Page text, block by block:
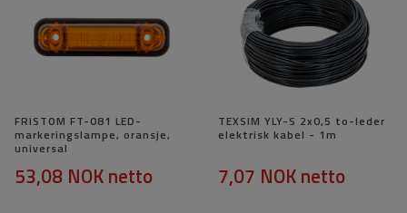
FRISTOM FT-081 LED-
markeringslampe, oransje,
universal
53,08 NOKnetto
TEXSIM YLY-S 2x0,5 to-leder
elektrisk kabel - 1m
7,07 NOKnetto